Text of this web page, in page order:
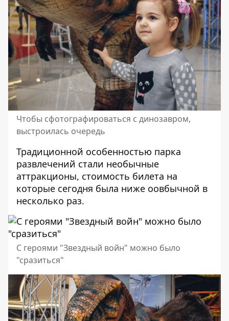
Чтобы сфотографироваться с динозавром,
выстроилась очередь
Традиционной особенностью парка
развлечений стали необычные
аттракционы, стоимость билета на
которые сегодня была ниже оовбычной в
несколько раз.
С героями "Звездный войн" можно было
"сразиться"